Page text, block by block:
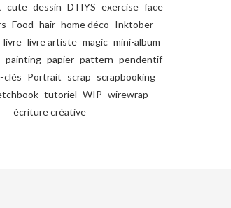
cute dessin DTIYS exercise face
Food hair home déco Inktober
livre livre artiste magic mini-album
painting papier pattern pendentif
clés Portrait scrap scrapbooking
tutoriel WIP wirewrap
écriture créative